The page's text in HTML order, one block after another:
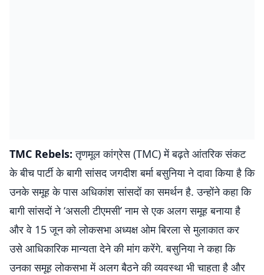
TMC Rebels:तृणमूल कांग्रेस (TMC) में बढ़ते आंतरिक संकट
के बीच पार्टी के बागी सांसद जगदीश बर्मा बसुनिया ने दावा किया है कि
उनके समूह के पास अधिकांश सांसदों का समर्थन है. उन्होंने कहा कि
बागी सांसदों ने ‘असली टीएमसी’ नाम से एक अलग समूह बनाया है
और वे 15 जून को लोकसभा अध्यक्ष ओम बिरला से मुलाकात कर
उसे आधिकारिक मान्यता देने की मांग करेंगे. बसुनिया ने कहा कि
उनका समूह लोकसभा में अलग बैठने की व्यवस्था भी चाहता है और